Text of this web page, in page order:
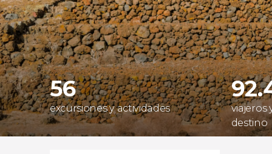
Turquía
56
excursiones y actividades
viajeros
destino